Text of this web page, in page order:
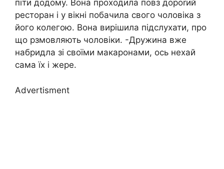
піти додому. Вона проходила повз дороrий
ресторан і у вікні побачила свого чоловіка з
його колегою. Вона вирішила підслухати, про
що рзмовляють чоловіки. -Дружина вже
набридла зі своїми макаронами, ось нехай
сама їх і жере.
Advertisment